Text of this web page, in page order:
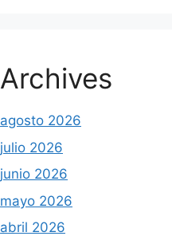
Archives
agosto 2026
julio 2026
junio 2026
mayo 2026
abril 2026